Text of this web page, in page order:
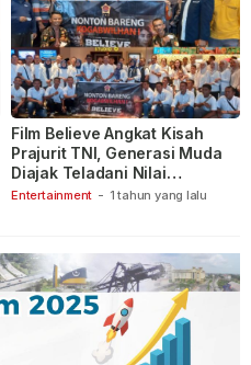
Entertainment - 1 tahun yang lalu
Film Believe Angkat Kisah
Prajurit TNI, Generasi Muda
Diajak Teladani Nilai
Keberanian